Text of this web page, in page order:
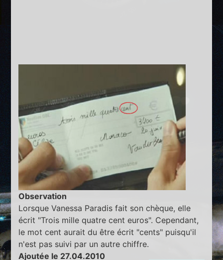
Observation
Lorsque Vanessa Paradis fait son chèque, elle
écrit "Trois mille quatre cent euros". Cependant,
le mot cent aurait du être écrit "cents" puisqu'il
n'est pas suivi par un autre chiffre.
Ajoutée le 27.04.2010